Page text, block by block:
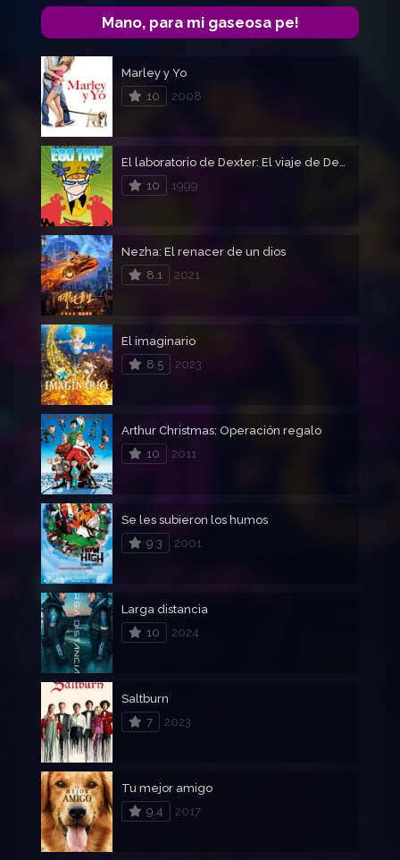
Mano, para mi gaseosa pe!
Marley y Yo
10
2008
El laboratorio de Dexter: El viaje de Dexter
10
1999
Nezha: El renacer de un dios
8.1
2021
El imaginario
8.5
2023
Arthur Christmas: Operación regalo
10
2011
Se les subieron los humos
9.3
2001
Larga distancia
10
2024
Saltburn
7
2023
Tu mejor amigo
9.4
2017